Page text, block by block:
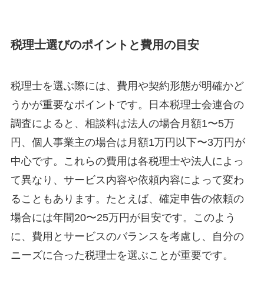
税理士選びのポイントと費用の目安
税理士を選ぶ際には、費用や契約形態が明確かど
うかが重要なポイントです。日本税理士会連合の
調査によると、相談料は法人の場合月額1〜5万
円、個人事業主の場合は月額1万円以下〜3万円が
中心です。これらの費用は各税理士や法人によっ
て異なり、サービス内容や依頼内容によって変わ
ることもあります。たとえば、確定申告の依頼の
場合には年間20〜25万円が目安です。このよう
に、費用とサービスのバランスを考慮し、自分の
ニーズに合った税理士を選ぶことが重要です。